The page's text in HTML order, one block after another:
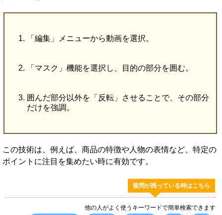
「編集」メニューから動画を選択。
「マスク」機能を選択し、目的の部分を囲む。
囲んだ部分以外を「反転」させることで、その部分
だけを強調。
この技術は、例えば、商品の特徴や人物の表情など、特定の
ポイントに注目を集めたい時に有効です。
疑問が残っている時はこちら
他の人がよく使うキーワードで簡単検索できます